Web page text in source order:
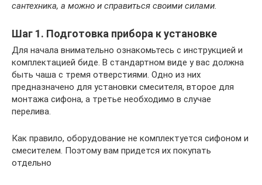
сантехника, а можно и справиться своими силами.
Шаг 1. Подготовка прибора к установке
Для начала внимательно ознакомьтесь с инструкцией и
комплектацией биде. В стандартном виде у вас должна
быть чаша с тремя отверстиями. Одно из них
предназначено для установки смесителя, второе для
монтажа сифона, а третье необходимо в случае
перелива.
Как правило, оборудование не комплектуется сифоном и
смесителем. Поэтому вам придется их покупать
отдельно